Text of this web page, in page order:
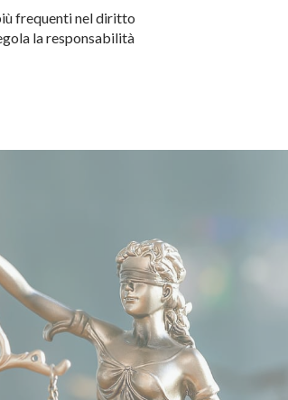
frequenti nel diritto
la responsabilità